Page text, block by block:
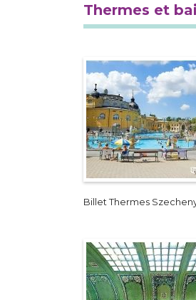
Thermes et
Billet Thermes